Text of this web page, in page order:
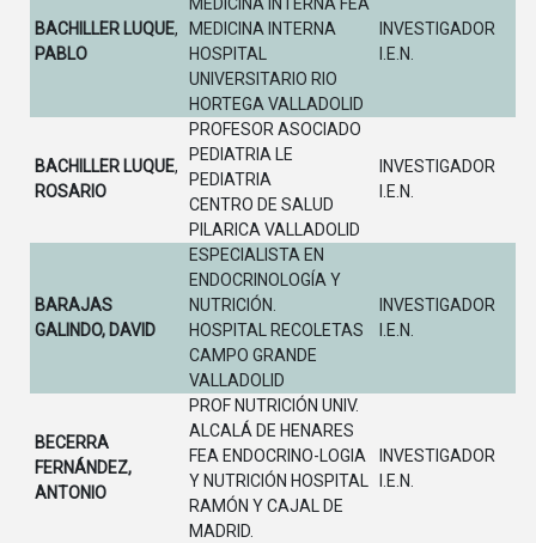
BACHILLER LUQUE,
PABLO
MEDICINA INTERNA
HOSPITAL
UNIVERSITARIO RIO
HORTEGA VALLADOLID
INVESTIGADOR
I.E.N.
BACHILLER LUQUE,
ROSARIO
PROFESOR ASOCIADO
PEDIATRIA LE
PEDIATRIA
CENTRO DE SALUD
PILARICA VALLADOLID
INVESTIGADOR
I.E.N.
BARAJAS
GALINDO, DAVID
ESPECIALISTA EN
ENDOCRINOLOGÍA Y
NUTRICIÓN.
HOSPITAL RECOLETAS
CAMPO GRANDE
VALLADOLID
INVESTIGADOR
I.E.N.
BECERRA
FERNÁNDEZ,
ANTONIO
PROF NUTRICIÓN UNIV.
ALCALÁ DE HENARES
FEA ENDOCRINO-LOGIA
Y NUTRICIÓN HOSPITAL
RAMÓN Y CAJAL DE
MADRID.
INVESTIGADOR
I.E.N.